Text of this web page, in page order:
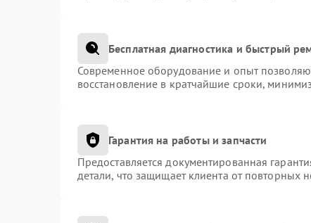
Бесплатная диагностика и быстрый
Современное оборудование и опыт
восстановление в кратчайшие сроки,
Гарантия на работы и запчасти
Предоставляется документированная
детали, что защищает клиента от повторных